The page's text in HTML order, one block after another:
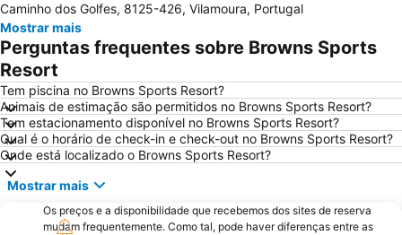
Praia dos Pescadores
Autodrómo Internacional Algarve
Vilamoura Marina
Praia da Ilha da Armona
Balaia Golf Village
Praia do Barril
de Armação de Pera
Meia Praia
Aldeia das Açoteias
Montechoro
Fuseta(Mar) Beach
De Vilamoura
Olhos de Água
Marina de Portimão
Praia do Carvoeiro
Inatel Beach
Caminho dos Golfes, 8125-426, Vilamoura, Portugal
Mostrar mais
Perguntas frequentes sobre Browns Sports
Resort
Tem piscina no Browns Sports Resort?
Animais de estimação são permitidos no Browns Sports Resort?
Tem estacionamento disponível no Browns Sports Resort?
Qual é o horário de check-in e check-out no Browns Sports Resort?
Onde está localizado o Browns Sports Resort?
Mostrar mais
Os preços e a disponibilidade que recebemos dos sites de reserva
mudam frequentemente. Como tal, pode haver diferenças entre as